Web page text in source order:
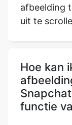
afbeelding
uit te
Hoe kan
functie